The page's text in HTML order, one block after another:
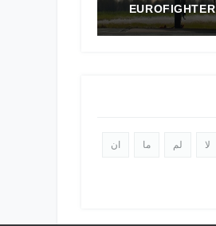
لا لم ما ان